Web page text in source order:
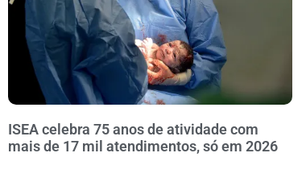
ISEA celebra 75 anos de atividade com
mais de 17 mil atendimentos, só em 2026